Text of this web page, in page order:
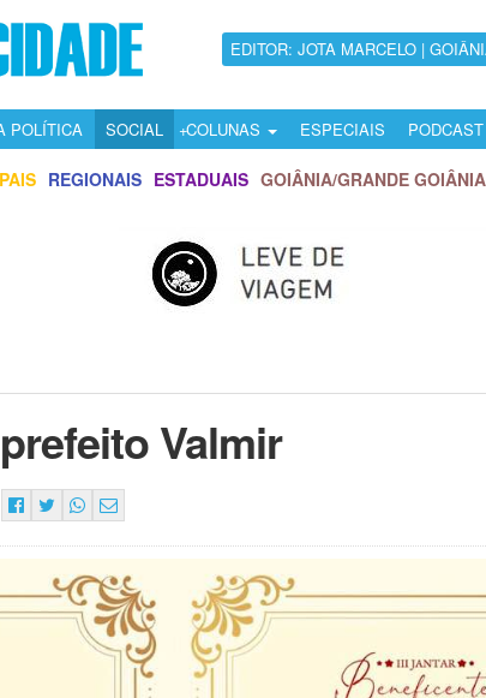
EDITOR: JOTA MARCELO |
POLÍTICA SOCIAL COLUNAS ESPECIAIS PODCAST
REGIONAIS ESTADUAIS GOIÂNIA/GRANDE GOIÂNIA
Valmir